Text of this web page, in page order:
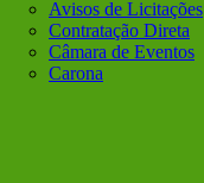
Avisos de Licitações
Contratação Direta
Câmara de Eventos
Carona